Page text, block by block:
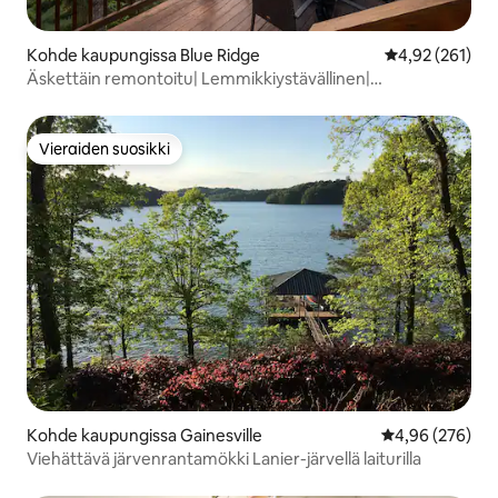
Kohde kaupungissa Blue Ridge
4,92 (261)
Äskettäin remontoitu| Lemmikkiystävällinen|
Vieraiden suosikki
Vieraiden suosikki
Kohde kaupungissa Gainesville
4,96 (276)
Viehättävä järvenrantamökki Lanier-järvellä laiturilla